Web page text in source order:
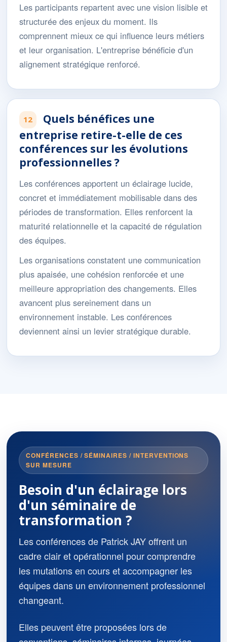
Les participants repartent avec une vision lisible et
structurée des enjeux du moment. Ils
comprennent mieux ce qui influence leurs métiers
et leur organisation. L'entreprise bénéficie d'un
alignement stratégique renforcé.
12
Quels bénéfices une
entreprise retire-t-elle de ces
conférences sur les évolutions
professionnelles ?
Les conférences apportent un éclairage lucide,
concret et immédiatement mobilisable dans des
périodes de transformation. Elles renforcent la
maturité relationnelle et la capacité de régulation
des équipes.
Les organisations constatent une communication
plus apaisée, une cohésion renforcée et une
meilleure appropriation des changements. Elles
avancent plus sereinement dans un
environnement instable. Les conférences
deviennent ainsi un levier stratégique durable.
CONFÉRENCES / SÉMINAIRES / INTERVENTIONS
SUR MESURE
Besoin d'un éclairage lors
d'un séminaire de
transformation ?
Les conférences de Patrick JAY offrent un
cadre clair et opérationnel pour comprendre
les mutations en cours et accompagner les
équipes dans un environnement professionnel
changeant.
Elles peuvent être proposées lors de